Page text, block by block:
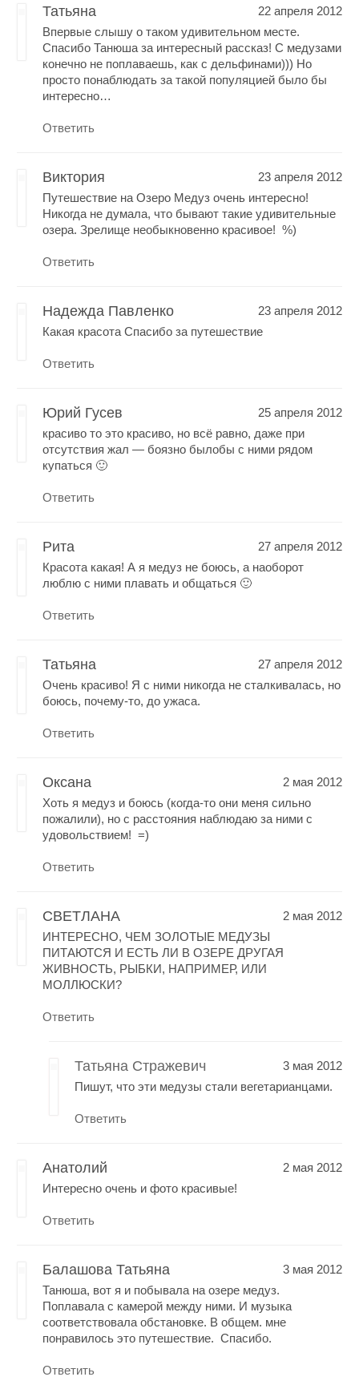
Татьяна
22 апреля 2012
Впервые слышу о таком удивительном месте.
Спасибо Танюша за интересный рассказ! С медузами
конечно не поплаваешь, как с дельфинами))) Но
просто понаблюдать за такой популяцией было бы
интересно…
Ответить
Виктория
23 апреля 2012
Путешествие на Озеро Медуз очень интересно!
Никогда не думала, что бывают такие удивительные
озера. Зрелище необыкновенно красивое! %)
Ответить
Надежда Павленко
23 апреля 2012
Какая красота Спасибо за путешествие
Ответить
Юрий Гусев
25 апреля 2012
красиво то это красиво, но всё равно, даже при
отсутствия жал — боязно былобы с ними рядом
купаться 🙂
Ответить
Рита
27 апреля 2012
Красота какая! А я медуз не боюсь, а наоборот
люблю с ними плавать и общаться 🙂
Ответить
Татьяна
27 апреля 2012
Очень красиво! Я с ними никогда не сталкивалась, но
боюсь, почему-то, до ужаса.
Ответить
Оксана
2 мая 2012
Хоть я медуз и боюсь (когда-то они меня сильно
пожалили), но с расстояния наблюдаю за ними с
удовольствием! =)
Ответить
СВЕТЛАНА
2 мая 2012
ИНТЕРЕСНО, ЧЕМ ЗОЛОТЫЕ МЕДУЗЫ
ПИТАЮТСЯ И ЕСТЬ ЛИ В ОЗЕРЕ ДРУГАЯ
ЖИВНОСТЬ, РЫБКИ, НАПРИМЕР, ИЛИ
МОЛЛЮСКИ?
Ответить
Татьяна Стражевич
3 мая 2012
Пишут, что эти медузы стали вегетарианцами.
Ответить
Анатолий
2 мая 2012
Интересно очень и фото красивые!
Ответить
Балашова Татьяна
3 мая 2012
Танюша, вот я и побывала на озере медуз.
Поплавала с камерой между ними. И музыка
соответствовала обстановке. В общем. мне
понравилось это путешествие. Спасибо.
Ответить